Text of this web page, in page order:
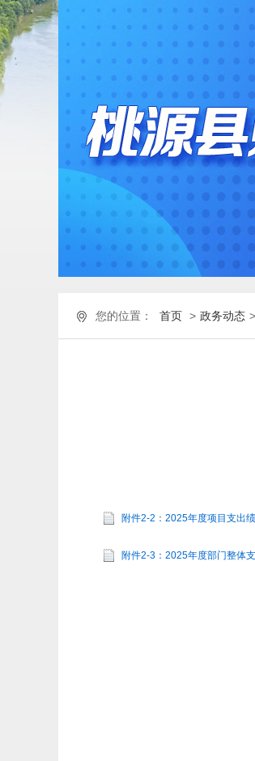
您的位置： 首页 > 政务动态 >
附件2-2：2025年度项目支出
附件2-3：2025年度部门整体